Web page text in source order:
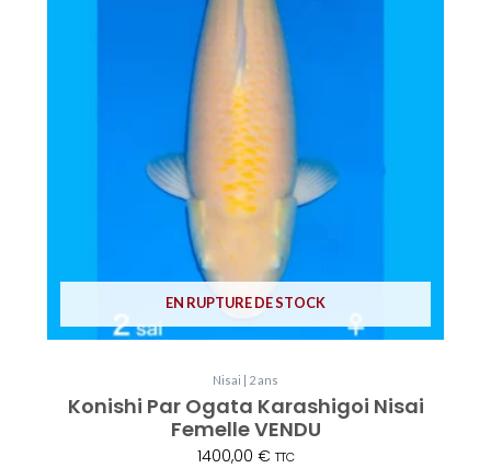
EN RUPTURE DE STOCK
Nisai | 2 ans
Konishi Par Ogata Karashigoi Nisai
Femelle VENDU
1400,00 € TTC